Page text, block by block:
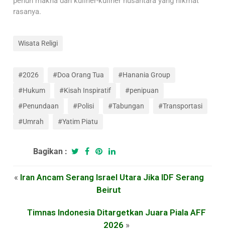
rasanya.
Wisata Religi
#2026 #Doa Orang Tua
#Hanania Group
#Hukum
#Kisah Inspiratif
#penipuan
#Penundaan
#Polisi #Tabungan
#Transportasi
#Umrah
#Yatim Piatu
Bagikan :
« Iran Ancam Serang Israel Utara Jika IDF Serang
Beirut
Timnas Indonesia Ditargetkan Juara Piala AFF
2026»